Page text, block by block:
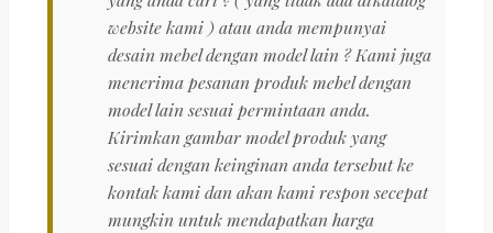
website kami ) atau anda mempunyai
desain mebel dengan model lain ? Kami juga
menerima pesanan produk mebel dengan
model lain sesuai permintaan anda.
Kirimkan gambar model produk yang
sesuai dengan keinginan anda tersebut ke
kontak kami dan akan kami respon secepat
mungkin untuk mendapatkan harga